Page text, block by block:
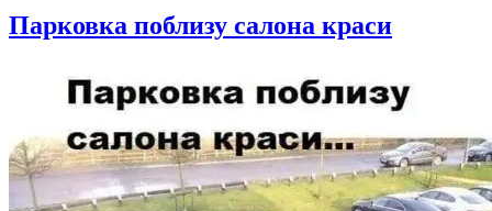
Парковка поблизу салона краси